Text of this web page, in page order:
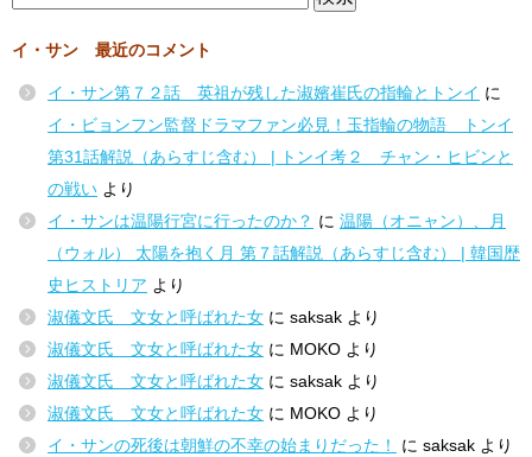
イ・サン 最近のコメント
イ・サン第７２話 英祖が残した淑嬪崔氏の指輪とトンイ に
イ・ビョンフン監督ドラマファン必見！玉指輪の物語 トンイ
第31話解説（あらすじ含む） | トンイ考２ チャン・ヒビンと
の戦い より
イ・サンは温陽行宮に行ったのか？ に 温陽（オニャン）、月
（ウォル） 太陽を抱く月 第７話解説（あらすじ含む） | 韓国歴
史ヒストリア より
淑儀文氏 文女と呼ばれた女 に saksak より
淑儀文氏 文女と呼ばれた女 に MOKO より
淑儀文氏 文女と呼ばれた女 に saksak より
淑儀文氏 文女と呼ばれた女 に MOKO より
イ・サンの死後は朝鮮の不幸の始まりだった！
に saksak より